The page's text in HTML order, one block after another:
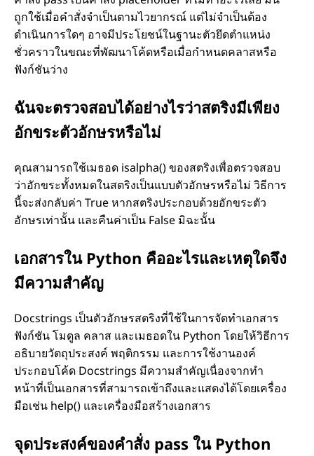
ถูกใช้เมื่อคำสั่งจำเป็นตามไวยากรณ์ แต่ไม่จำเป็นต้อง
ดำเนินการใดๆ อาจมีประโยชน์ในฐานะตัวยึดตำแหน่ง
ชั่วคราวในขณะที่พัฒนาโค้ดหรือเมื่อกำหนดคลาสหรือ
ฟังก์ชันว่าง
ฉันจะตรวจสอบได้อย่างไรว่าสตริงมีเพียง
อักขระตัวอักษรหรือไม่
คุณสามารถใช้เมธอด isalpha() ของสตริงเพื่อตรวจสอบ
ว่าอักขระทั้งหมดในสตริงเป็นแบบตัวอักษรหรือไม่ วิธีการ
นี้จะส่งกลับค่า True หากสตริงประกอบด้วยอักขระตัว
อักษรเท่านั้น และคืนค่าเป็น False มิฉะนั้น
เอกสารใน Python คืออะไรและเหตุใดจึง
มีความสำคัญ
Docstrings เป็นตัวอักษรสตริงที่ใช้ในการจัดทำเอกสาร
ฟังก์ชัน โมดูล คลาส และเมธอดใน Python โดยให้วิธีการ
อธิบายวัตถุประสงค์ พฤติกรรม และการใช้งานองค์
ประกอบโค้ด Docstrings มีความสำคัญเนื่องจากทำ
หน้าที่เป็นเอกสารที่สามารถเข้าถึงและแสดงได้โดยเครื่อง
มือเช่น help() และเครื่องมือสร้างเอกสาร
จุดประสงค์ของคำสั่ง pass ใน Python